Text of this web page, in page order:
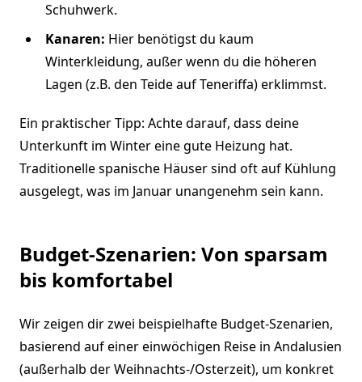
Schuhwerk.
Kanaren: Hier benötigst du kaum
Winterkleidung, außer wenn du die höheren
Lagen (z.B. den Teide auf Teneriffa) erklimmst.
Ein praktischer Tipp: Achte darauf, dass deine
Unterkunft im Winter eine gute Heizung hat.
Traditionelle spanische Häuser sind oft auf Kühlung
ausgelegt, was im Januar unangenehm sein kann.
Budget-Szenarien: Von sparsam
bis komfortabel
Wir zeigen dir zwei beispielhafte Budget-Szenarien,
basierend auf einer einwöchigen Reise in Andalusien
(außerhalb der Weihnachts-/Osterzeit), um konkret